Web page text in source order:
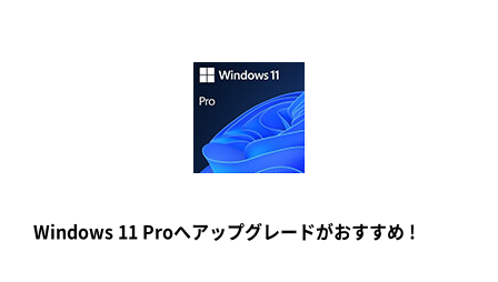
Windows 11 Proへアップグレードがおすすめ !